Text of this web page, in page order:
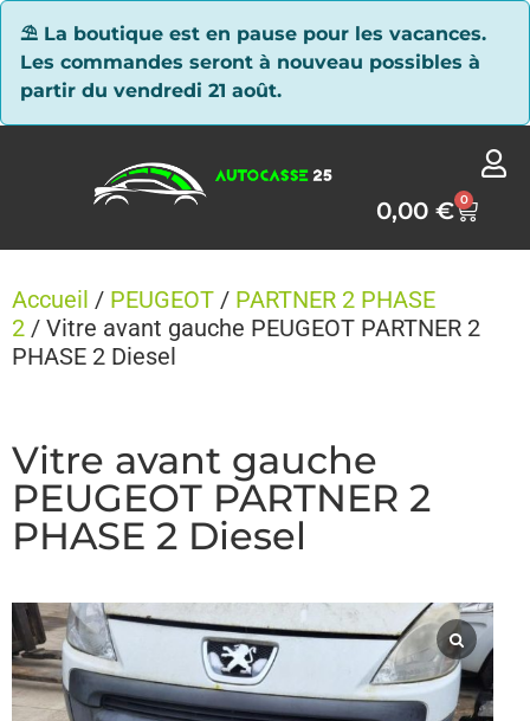
⛱ La boutique est en pause pour les vacances.
Les commandes seront à nouveau possibles à
partir du vendredi 21 août.
0,00€ 0
Accueil / PEUGEOT / PARTNER 2 PHASE
2 / Vitre avant gauche PEUGEOT PARTNER 2
PHASE 2 Diesel
Vitre avant gauche
PEUGEOT PARTNER 2
PHASE 2 Diesel
Panneau de gestion des cookies